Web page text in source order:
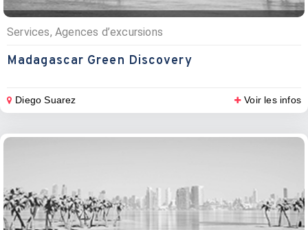
Services, Agences d’excursions
Madagascar Green Discovery
Diego Suarez Voir les infos